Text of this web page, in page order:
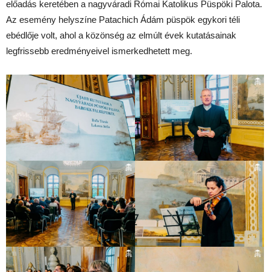
előadás keretében a nagyváradi Római Katolikus Püspöki Palota.
Az esemény helyszíne Patachich Ádám püspök egykori téli
ebédlője volt, ahol a közönség az elmúlt évek kutatásainak
legfrissebb eredményeivel ismerkedhetett meg.